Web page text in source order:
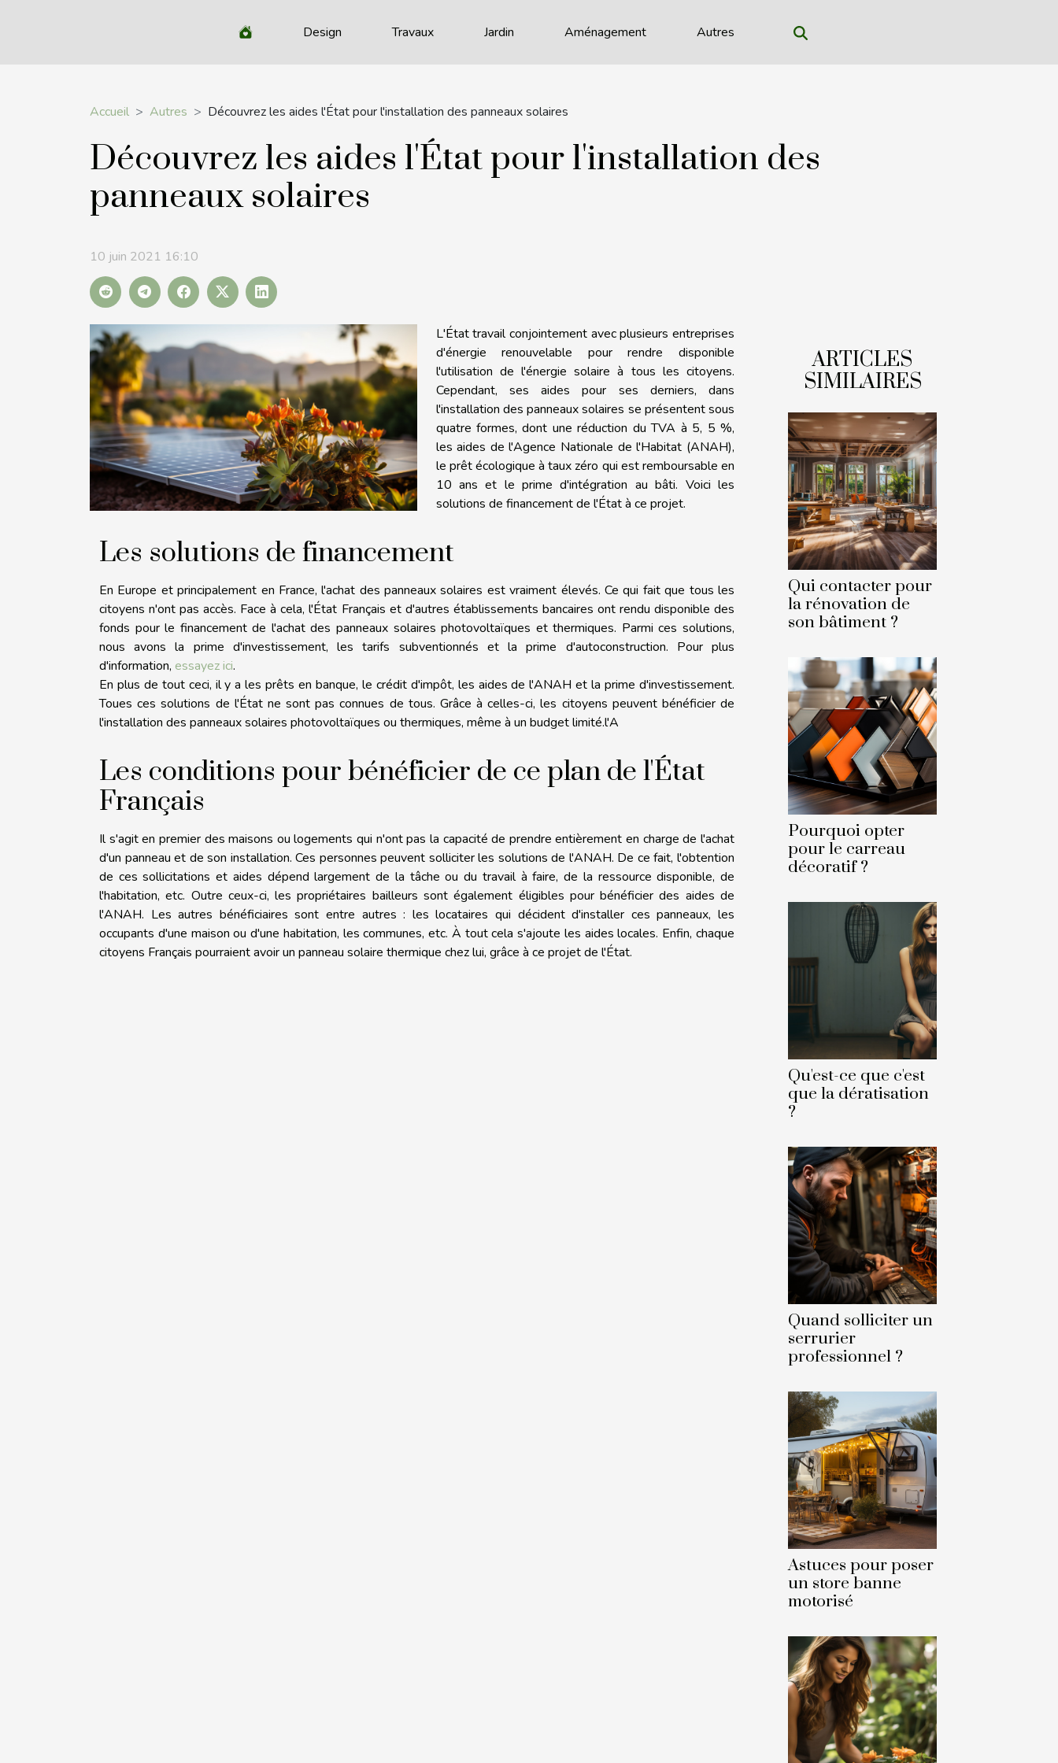
Design Travaux Jardin Aménagement Autres
Accueil Autres Découvrez les aides l'État pour l'installation des panneaux solaires
Découvrez les aides l'État pour l'installation des
panneaux solaires
10 juin 2021 16:10
L'État travail conjointement avec plusieurs entreprises
d'énergie renouvelable pour rendre disponible
l'utilisation de l'énergie solaire à tous les citoyens.
Cependant, ses aides pour ses derniers, dans
l'installation des panneaux solaires se présentent sous
quatre formes, dont une réduction du TVA à 5, 5 %,
les aides de l'Agence Nationale de l'Habitat (ANAH),
le prêt écologique à taux zéro qui est remboursable en
10 ans et le prime d'intégration au bâti. Voici les
solutions de financement de l'État à ce projet.
Les solutions de financement
En Europe et principalement en France, l'achat des panneaux solaires est vraiment élevés. Ce qui fait que tous les
citoyens n'ont pas accès. Face à cela, l'État Français et d'autres établissements bancaires ont rendu disponible des
fonds pour le financement de l'achat des panneaux solaires photovoltaïques et thermiques. Parmi ces solutions,
nous avons la prime d'investissement, les tarifs subventionnés et la prime d'autoconstruction. Pour plus
d'information, essayez ici.
En plus de tout ceci, il y a les prêts en banque, le crédit d'impôt, les aides de l'ANAH et la prime d'investissement.
Toues ces solutions de l'État ne sont pas connues de tous. Grâce à celles-ci, les citoyens peuvent bénéficier de
l'installation des panneaux solaires photovoltaïques ou thermiques, même à un budget limité.l'A
Les conditions pour bénéficier de ce plan de l'État
Français
Il s'agit en premier des maisons ou logements qui n'ont pas la capacité de prendre entièrement en charge de l'achat
d'un panneau et de son installation. Ces personnes peuvent solliciter les solutions de l'ANAH. De ce fait, l'obtention
de ces sollicitations et aides dépend largement de la tâche ou du travail à faire, de la ressource disponible, de
l'habitation, etc. Outre ceux-ci, les propriétaires bailleurs sont également éligibles pour bénéficier des aides de
l'ANAH. Les autres bénéficiaires sont entre autres : les locataires qui décident d'installer ces panneaux, les
occupants d'une maison ou d'une habitation, les communes, etc. À tout cela s'ajoute les aides locales. Enfin, chaque
citoyens Français pourraient avoir un panneau solaire thermique chez lui, grâce à ce projet de l'État.
ARTICLES
SIMILAIRES
Qui contacter pour
la rénovation de
son bâtiment ?
Pourquoi opter
pour le carreau
décoratif ?
Qu'est-ce que c'est
que la dératisation
?
Quand solliciter un
serrurier
professionnel ?
Astuces pour poser
un store banne
motorisé